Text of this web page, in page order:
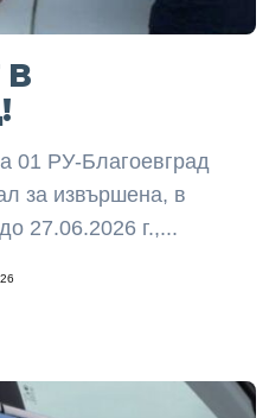
В
01 РУ-Благоевград
за извършена, в
27.06.2026 г.,...